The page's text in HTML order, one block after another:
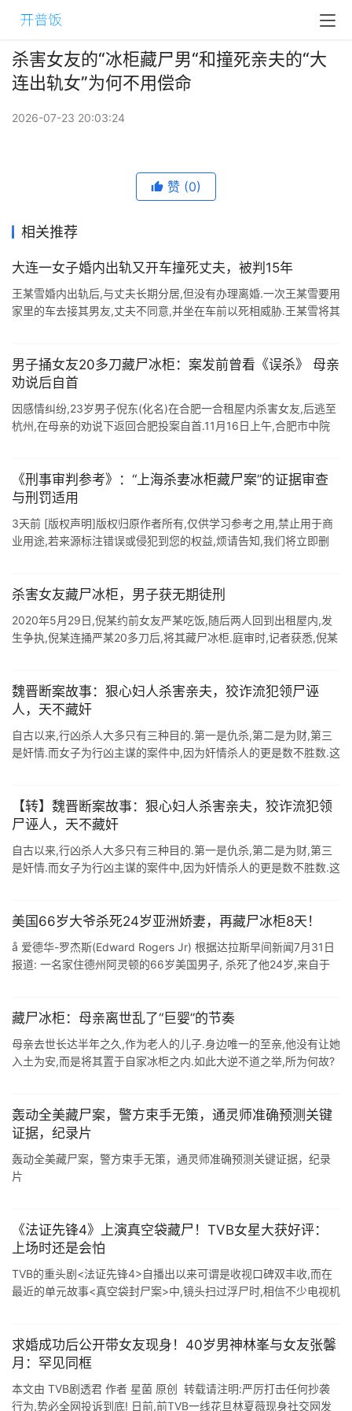
杀害女友的“冰柜藏尸男“和撞死亲夫的“大
连出轨女”为何不用偿命
2026-07-23 20:03:24
赞 (0)
相关推荐
大连一女子婚内出轨又开车撞死丈夫，被判15年
王某雪婚内出轨后,与丈夫长期分居,但没有办理离婚.一次王某雪要用
家里的车去接其男友,丈夫不同意,并坐在车前以死相威胁.王某雪将其
男子捅女友20多刀藏尸冰柜：案发前曾看《误杀》 母亲
劝说后自首
因感情纠纷,23岁男子倪东(化名)在合肥一合租屋内杀害女友,后逃至
杭州,在母亲的劝说下返回合肥投案自首.11月16日上午,合肥市中院
《刑事审判参考》：“上海杀妻冰柜藏尸案”的证据审查
与刑罚适用
3天前 [版权声明]版权归原作者所有,仅供学习参考之用,禁止用于商
业用途,若来源标注错误或侵犯到您的权益,烦请告知,我们将立即删
杀害女友藏尸冰柜，男子获无期徒刑
2020年5月29日,倪某约前女友严某吃饭,随后两人回到出租屋内,发
生争执,倪某连捅严某20多刀后,将其藏尸冰柜.庭审时,记者获悉,倪某
魏晋断案故事：狠心妇人杀害亲夫，狡诈流犯领尸诬
人，天不藏奸
自古以来,行凶杀人大多只有三种目的.第一是仇杀,第二是为财,第三
是奸情.而女子为行凶主谋的案件中,因为奸情杀人的更是数不胜数.这
【转】魏晋断案故事：狠心妇人杀害亲夫，狡诈流犯领
尸诬人，天不藏奸
自古以来,行凶杀人大多只有三种目的.第一是仇杀,第二是为财,第三
是奸情.而女子为行凶主谋的案件中,因为奸情杀人的更是数不胜数.这
美国66岁大爷杀死24岁亚洲娇妻，再藏尸冰柜8天！
å 爱德华-罗杰斯(Edward Rogers Jr) 根据达拉斯早间新闻7月31日
报道: 一名家住德州阿灵顿的66岁美国男子, 杀死了他24岁,来自于
藏尸冰柜：母亲离世乱了“巨婴”的节奏
母亲去世长达半年之久,作为老人的儿子.身边唯一的至亲,他没有让她
入土为安,而是将其置于自家冰柜之内.如此大逆不道之举,所为何故?
轰动全美藏尸案，警方束手无策，通灵师准确预测关键
证据，纪录片
轰动全美藏尸案，警方束手无策，通灵师准确预测关键证据，纪录
片
《法证先锋4》上演真空袋藏尸！TVB女星大获好评：
上场时还是会怕
TVB的重头剧<法证先锋4>自播出以来可谓是收视口碑双丰收,而在
最近的单元故事<真空袋封尸案>中,镜头扫过浮尸时,相信不少电视机
求婚成功后公开带女友现身！40岁男神林峯与女友张馨
月：罕见同框
本文由 TVB剧透君 作者 星菌 原创 转载请注明:严厉打击任何抄袭
行为,势必全网投诉到底! 日前,前TVB一线花旦林夏薇现身社交网发